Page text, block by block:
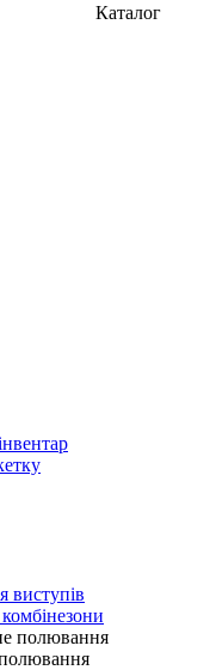
Каталог
виступів